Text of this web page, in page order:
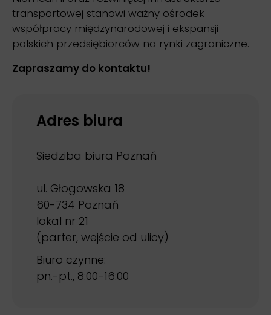
transportowej stanowi ważny ośrodek
współpracy międzynarodowej i ekspansji
polskich przedsiębiorców na rynki zagraniczne.
Zapraszamy do kontaktu!
Adres biura
Siedziba biura Poznań
ul. Głogowska 18
60-734 Poznań
lokal nr 21
(parter, wejście od ulicy)
Biuro czynne:
pn.-pt., 8:00-16:00